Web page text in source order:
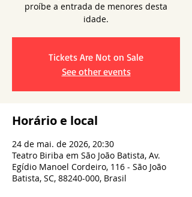
proíbe a entrada de menores desta
idade.
Tickets Are Not on Sale
See other events
Horário e local
24 de mai. de 2026, 20:30
Teatro Biriba em São João Batista, Av.
Egídio Manoel Cordeiro, 116 - São João
Batista, SC, 88240-000, Brasil